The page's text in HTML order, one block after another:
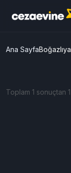
Ana Sayfa
Toplam 1 sonuçtan